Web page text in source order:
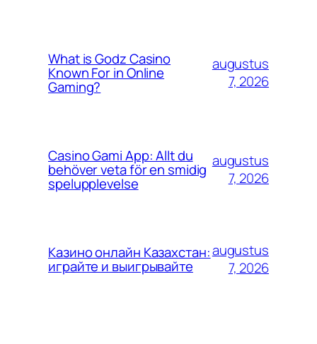
What is Godz Casino
Known For in Online
Gaming?
augustus
7, 2026
Casino Gami App: Allt du
behöver veta för en smidig
spelupplevelse
augustus
7, 2026
Казино онлайн Казахстан:
играйте и выигрывайте
augustus
7, 2026